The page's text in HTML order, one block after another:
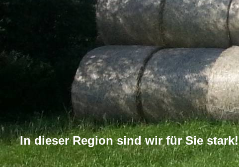
In dieser Region sind wir für Sie stark!